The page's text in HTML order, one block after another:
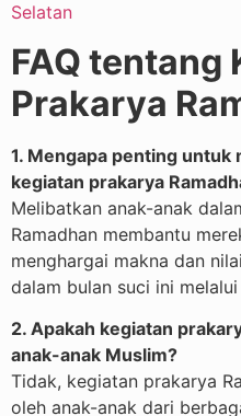
Selatan
FAQ tentang
Prakarya
1. Mengapa penting untuk
kegiatan prakarya
Melibatkan anak-anak
Ramadhan membantu
menghargai makna dan
dalam bulan suci ini
2. Apakah kegiatan
anak-anak Muslim?
Tidak, kegiatan prakarya
oleh anak-anak dari